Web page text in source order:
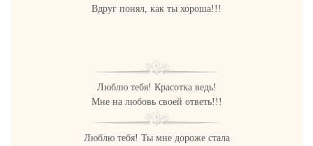
Вдруг понял, как ты хороша!!!
Люблю тебя! Красотка ведь!
Мне на любовь своей ответь!!!
Люблю тебя! Ты мне дороже стала